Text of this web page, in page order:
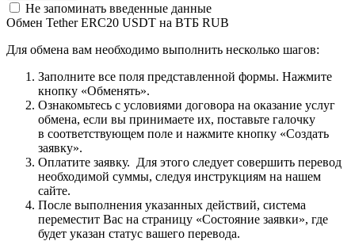
Не запоминать введенные данные
Обмен Tether ERC20 USDT на ВТБ RUB
Для обмена вам необходимо выполнить несколько шагов:
Заполните все поля представленной формы. Нажмите
кнопку «Обменять».
Ознакомьтесь с условиями договора на оказание услуг
обмена, если вы принимаете их, поставьте галочку
в соответствующем поле и нажмите кнопку «Создать
заявку».
Оплатите заявку. Для этого следует совершить перевод
необходимой суммы, следуя инструкциям на нашем
сайте.
После выполнения указанных действий, система
переместит Вас на страницу «Состояние заявки», где
будет указан статус вашего перевода.